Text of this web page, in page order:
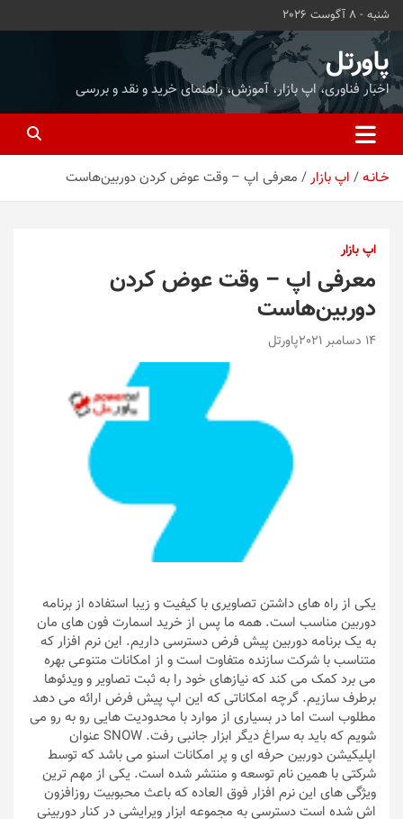
محتوا
بروید
شنبه - 8 آگوست 2026
پاورتل
اخبار فناوری، اپ بازار، آموزش، راهنمای خرید و نقد و بررسی
خـانـه اپ بازار معرفی اپ – وقت عوض کردن دوربین‌هاست
اپ بازار
معرفی اپ – وقت عوض کردن
دوربین‌هاست
14 دسامبر 2021 پاورتل
یکی از راه های داشتن تصاویری با کیفیت و زیبا استفاده از برنامه
دوربین مناسب است. همه ما پس از خرید اسمارت فون های مان
به یک برنامه دوربین پیش فرض دسترسی داریم. این نرم افزار که
متناسب با شرکت سازنده متفاوت است و از امکانات متنوعی بهره
می برد کمک می کند که نیازهای خود را به ثبت تصاویر و ویدئوها
برطرف سازیم. گرچه امکاناتی که این اپ پیش فرض ارائه می دهد
مطلوب است اما در بسیاری از موارد با محدودیت هایی رو به رو می
شویم که باید به سراغ دیگر ابزار جانبی رفت. SNOW عنوان
اپلیکیشن دوربین حرفه ای و پر امکانات اسنو می باشد که توسط
شرکتی با همین نام توسعه و منتشر شده است. یکی از مهم ترین
ویژگی های این نرم افزار فوق العاده که باعث محبوبیت روزافزون
اش شده است دسترسی به مجموعه ابزار ویرایشی در کنار دوربینی